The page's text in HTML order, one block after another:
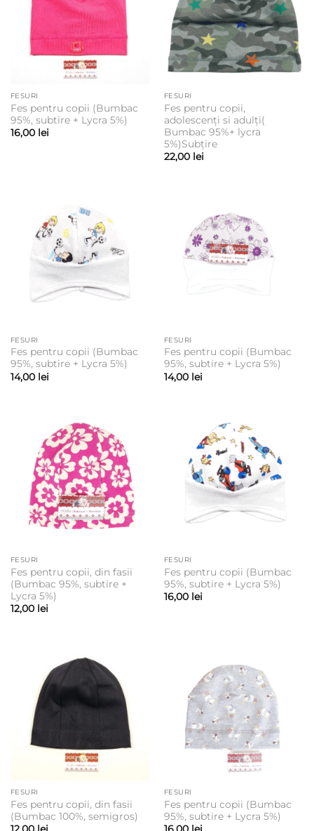
FESURI
Fes pentru copii (Bumbac
95%, subtire + Lycra 5%)
16,00 lei
FESURI
Fes pentru copii,
adolescenți si adulți(
Bumbac 95%+ lycra
5%)Subțire
22,00 lei
FESURI
Fes pentru copii (Bumbac
95%, subtire + Lycra 5%)
14,00 lei
FESURI
Fes pentru copii (Bumbac
95%, subtire + Lycra 5%)
14,00 lei
FESURI
Fes pentru copii, din fasii
(Bumbac 95%, subtire +
Lycra 5%)
12,00 lei
FESURI
Fes pentru copii (Bumbac
95%, subtire + Lycra 5%)
16,00 lei
FESURI
Fes pentru copii, din fasii
(Bumbac 100%, semigros)
FESURI
Fes pentru copii (Bumbac
95%, subtire + Lycra 5%)